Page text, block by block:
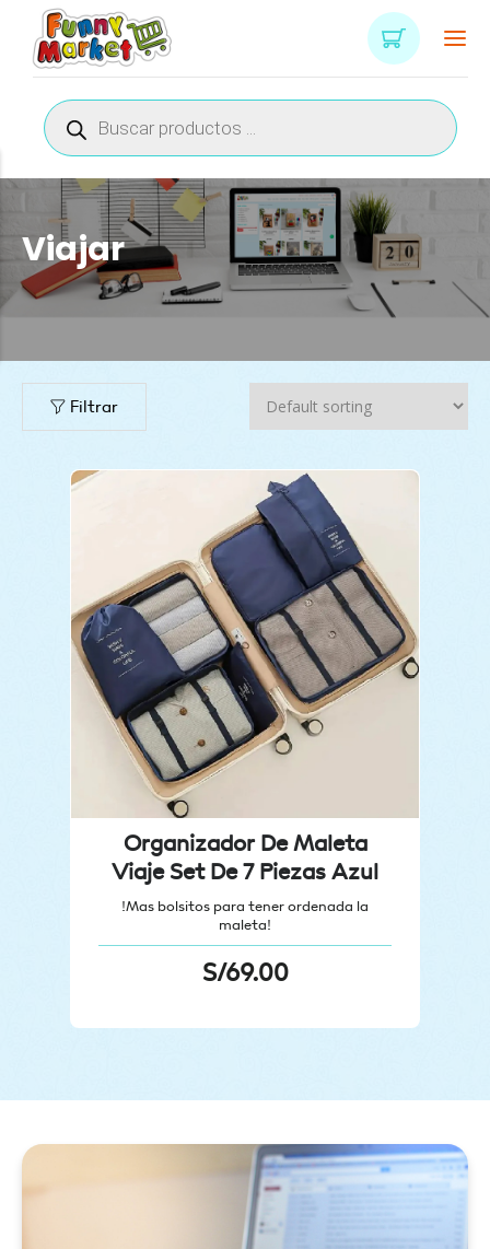
Búsqueda
de
productos
Viajar
Filtrar
Organizador De Maleta
Viaje Set De 7 Piezas Azul
!Mas bolsitos para tener ordenada la
maleta!
S/69.00